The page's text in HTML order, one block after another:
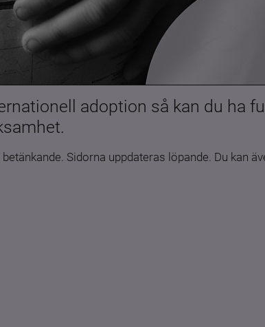
adoption så kan du ha
Sidorna uppdateras löpande. Du kan